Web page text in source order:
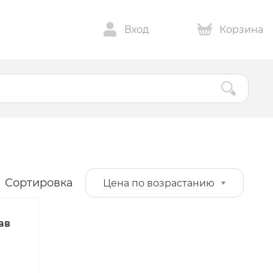
Вход Корзина
Сортировка Цена по возрастанию